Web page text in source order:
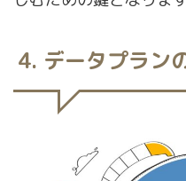
4. データプラン